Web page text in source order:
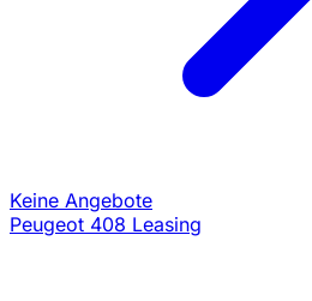
Keine Angebote
Peugeot 408 Leasing